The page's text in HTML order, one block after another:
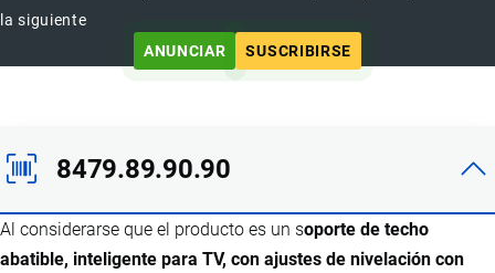
la siguiente
ANUNCIAR
SUSCRIBIRSE
8479.89.90.90
Al considerarse que el producto es un soporte de techo
abatible, inteligente para TV, con ajustes de nivelación con